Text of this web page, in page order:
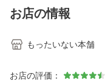
恵 藤本幸三 / 南江
堂 [単行
お店の情報
もったいない本舗
お店の評価：